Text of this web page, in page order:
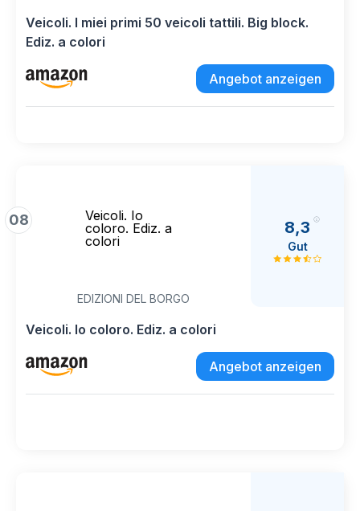
Veicoli. I miei primi 50 veicoli tattili. Big block.
Ediz. a colori
Angebot anzeigen
08
Veicoli. Io
coloro. Ediz. a
colori
EDIZIONI DEL BORGO
8,3
Gut
Veicoli. Io coloro. Ediz. a colori
Angebot anzeigen